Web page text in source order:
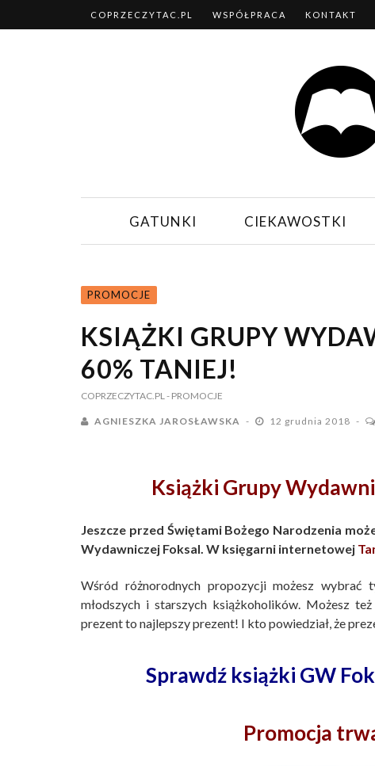
COPRZECZYTAC.PL WSPÓŁPRACA KONTAKT
GATUNKI CIEKAWOSTKI
PROMOCJE
KSIĄŻKI GRUPY
60% TANIEJ!
COPRZECZYTAC.PL- PROMOCJE
AGNIESZKA JAROSŁAWSKA 12 grudnia 2018
Książki Grupy
Jeszcze przed Świętami Bożego Narodzenia
Wydawniczej Foksal. W księgarni internetowej
Wśród różnorodnych propozycji możesz
młodszych i starszych książkoholików. Możesz
prezent to najlepszy prezent! I kto powiedział, że
Sprawdź książki GW
Promocja